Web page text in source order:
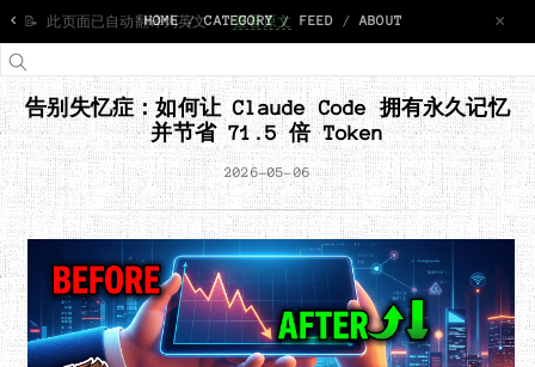
< HOME/CATEGORY/ FEED /ABOUT
告别失忆症：如何让 Claude Code 拥有永久记忆
并节省 71.5 倍 Token
2026-05-06